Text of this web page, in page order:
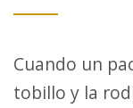
Cuando un paciente sufre de dolor en el
tobillo y la